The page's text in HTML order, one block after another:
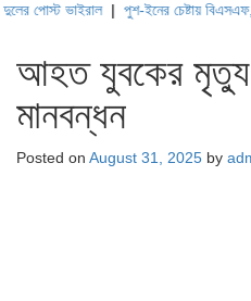
| পুশ-ইনের চেষ্টায় বিএসএফ, পণ্ড করছে
আহত যুবকের মৃত্যু,
মানবন্ধন
Posted on August 31, 2025 by